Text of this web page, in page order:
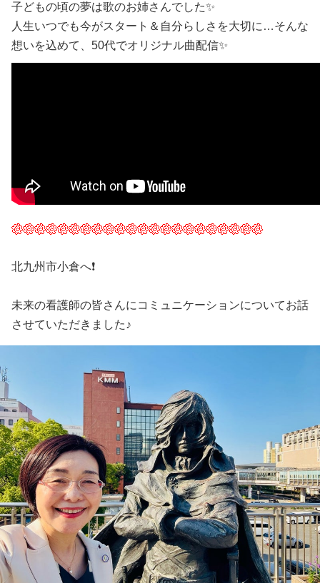
子どもの頃の夢は歌のお姉さんでした✨
人生いつでも今がスタート＆自分らしさを大切に…そんな
想いを込めて、50代でオリジナル曲配信✨
北九州市小倉へ❗️
未来の看護師の皆さんにコミュニケーションについてお話
させていただきました♪